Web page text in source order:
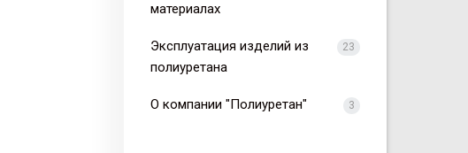
материалах
Эксплуатация изделий из
полиуретана
23
О компании "Полиуретан" 3